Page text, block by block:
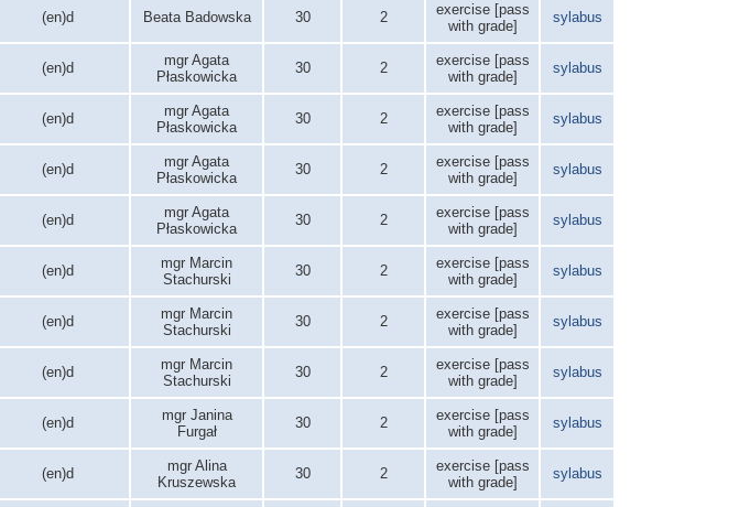
(en)d Beata Badowska 30 2
exercise [pass
with grade]
sylabus
(en)d
mgr Agata
Płaskowicka
30 2
exercise [pass
with grade]
sylabus
(en)d
mgr Agata
Płaskowicka
30 2
exercise [pass
with grade]
sylabus
(en)d
mgr Agata
Płaskowicka
30 2
exercise [pass
with grade]
sylabus
(en)d
mgr Agata
Płaskowicka
30 2
exercise [pass
with grade]
sylabus
(en)d
mgr Marcin
Stachurski
30 2
exercise [pass
with grade]
sylabus
(en)d
mgr Marcin
Stachurski
30 2
exercise [pass
with grade]
sylabus
(en)d
mgr Marcin
Stachurski
30 2
exercise [pass
with grade]
sylabus
(en)d
mgr Janina
Furgał
30 2
exercise [pass
with grade]
sylabus
(en)d
mgr Alina
Kruszewska
30 2
exercise [pass
with grade]
sylabus